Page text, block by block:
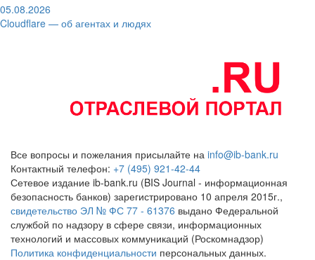
05.08.2026
Cloudflare — об агентах и людях
Все вопросы и пожелания присылайте на info@ib-bank.ru
Контактный телефон: +7 (495) 921-42-44
Сетевое издание ib-bank.ru (BIS Journal - информационная
безопасность банков) зарегистрировано 10 апреля 2015г.,
свидетельство ЭЛ № ФС 77 - 61376 выдано Федеральной
службой по надзору в сфере связи, информационных
технологий и массовых коммуникаций (Роскомнадзор)
Политика конфиденциальности персональных данных.